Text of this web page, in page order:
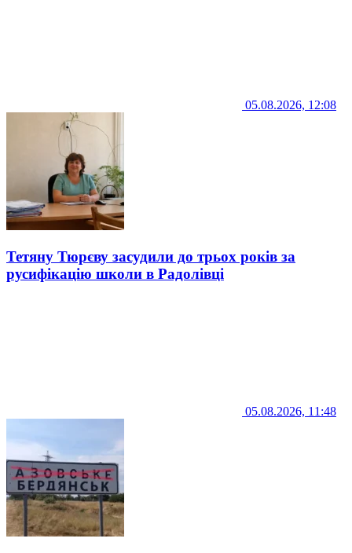
05.08.2026, 12:08
Тетяну Тюрєву засудили до трьох років за
русифікацію школи в Радолівці
05.08.2026, 11:48